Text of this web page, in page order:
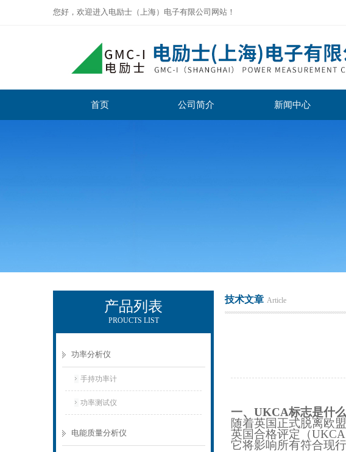
您好，欢迎进入电励士（上海）电子有限公司网站！
首页 公司简介 新闻中心
产品列表
PROUCTS LIST
功率分析仪
手持功率计
功率测试仪
电能质量分析仪
技术文章 Article
一、UKCA标志是什
随着英国正式脱离欧
英国合格评定（
它将影响所有符合现